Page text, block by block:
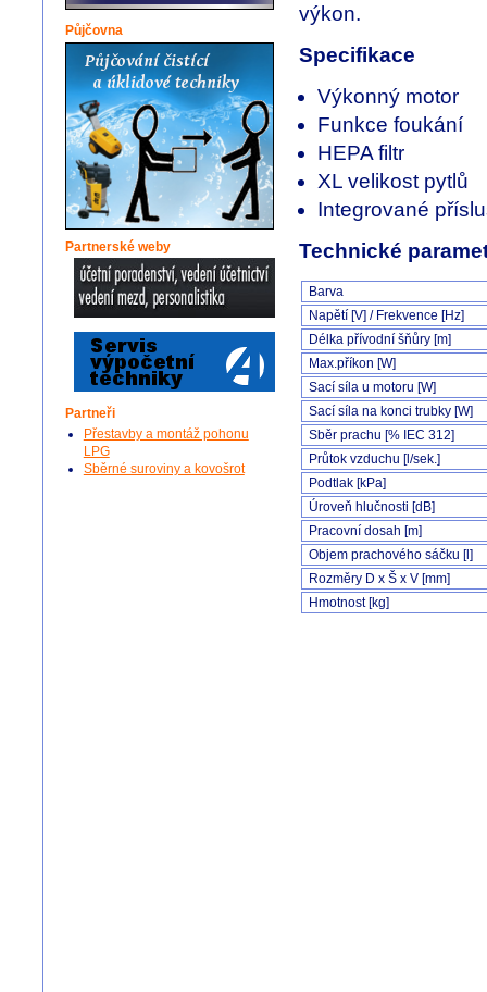
výkon.
Specifikace
Výkonný motor
Funkce foukání
HEPA filtr
XL velikost pytlů
Integrované
Technické
Barva
Napětí [V] / Frekvence [Hz]
Délka přívodní šňůry [m]
Max.příkon [W]
Sací síla u motoru [W]
Sací síla na konci trubky [W]
Sběr prachu [% IEC 312]
Průtok vzduchu [l/sek.]
Podtlak [kPa]
Úroveň hlučnosti [dB]
Pracovní dosah [m]
Objem prachového sáčku [l]
Rozměry D x Š x V [mm]
Hmotnost [kg]
Půjčovna
Partnerské weby
Partneři
Přestavby a montáž pohonu
LPG
Sběrné suroviny a kovošrot